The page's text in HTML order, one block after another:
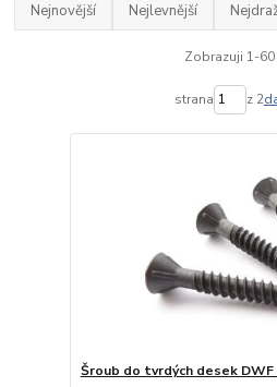
Nejnovější Nejlevnější
Zobrazuji 1-60
strana z 2
Šroub do tvrdých desek DWF